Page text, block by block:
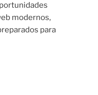
modernos,
para